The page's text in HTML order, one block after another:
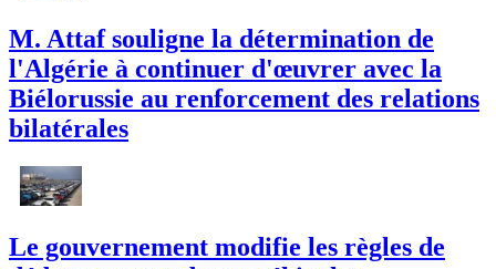
M. Attaf souligne la détermination de
l'Algérie à continuer d'œuvrer avec la
Biélorussie au renforcement des relations
bilatérales
Le gouvernement modifie les règles de